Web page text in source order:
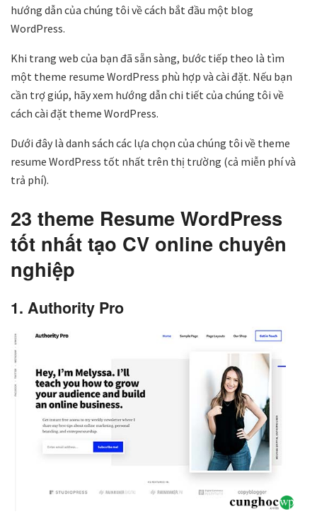
hướng dẫn của chúng tôi về cách bắt đầu một blog
WordPress.
Khi trang web của bạn đã sẵn sàng, bước tiếp theo là tìm
một theme resume WordPress phù hợp và cài đặt. Nếu bạn
cần trợ giúp, hãy xem hướng dẫn chi tiết của chúng tôi về
cách cài đặt theme WordPress.
Dưới đây là danh sách các lựa chọn của chúng tôi về theme
resume WordPress tốt nhất trên thị trường (cả miễn phí và
trả phí).
23 theme Resume WordPress
tốt nhất tạo CV online chuyên
nghiệp
1. Authority Pro